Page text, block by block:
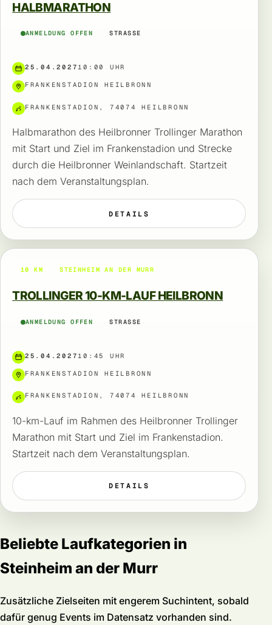
HALBMARATHON
ANMELDUNG OFFEN STRASSE
25.04.202710:00 UHR
FRANKENSTADION HEILBRONN
FRANKENSTADION, 74074 HEILBRONN
Halbmarathon des Heilbronner Trollinger Marathon
mit Start und Ziel im Frankenstadion und Strecke
durch die Heilbronner Weinlandschaft. Startzeit
nach dem Veranstaltungsplan.
DETAILS
10 KM STEINHEIM AN DER MURR
TROLLINGER 10-KM-LAUF HEILBRONN
ANMELDUNG OFFEN STRASSE
25.04.2027 10:45 UHR
FRANKENSTADION HEILBRONN
FRANKENSTADION, 74074 HEILBRONN
10-km-Lauf im Rahmen des Heilbronner Trollinger
Marathon mit Start und Ziel im Frankenstadion.
Startzeit nach dem Veranstaltungsplan.
DETAILS
Beliebte Laufkategorien in
Steinheim an der Murr
Zusätzliche Zielseiten mit engerem Suchintent, sobald
dafür genug Events im Datensatz vorhanden sind.